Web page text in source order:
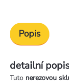
Popis
detailní
Tuto nerezovou